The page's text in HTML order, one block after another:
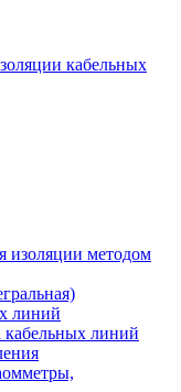
кабельных
изоляции методом
линий
линий